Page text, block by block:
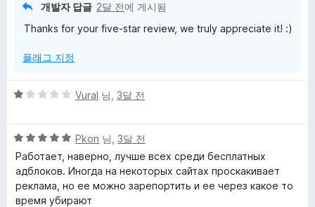
개발자 답글 2달 전에 게시됨
Thanks for your five-star review, we truly appreciate it! :)
플래그 지정
5
점
에
1
점
Vural 님, 3달 전
5
점
만
점
에
Pkon 님, 3달 전
Работает, наверно, лучше всех среди бесплатных
адблоков. Иногда на некоторых сайтах проскакивает
реклама, но ее можно зарепортить и ее через какое то
время убирают